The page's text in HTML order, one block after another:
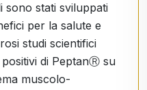
sono stati sviluppati
per la salute e
studi scientifici
di PeptanⓇ su
muscolo-